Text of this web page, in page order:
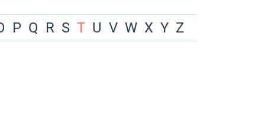
P Q R S T U V W X Y Z